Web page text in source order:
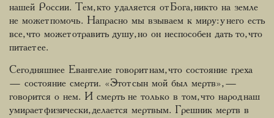
нашей России. Тем, кто удаляется от Бога, никто на земле
не может помочь. Напрасно мы взываем к миру: у него есть
все, что может отравить душу, но он неспособен дать то, что
питает ее.
Сегодняшнее Евангелие говорит нам, что состояние греха
— состояние смерти. «Этот сын мой был мертв», —
говорится о нем. И смерть не только в том, что народ наш
умирает физически, делается мертвым. Грешник мертв в